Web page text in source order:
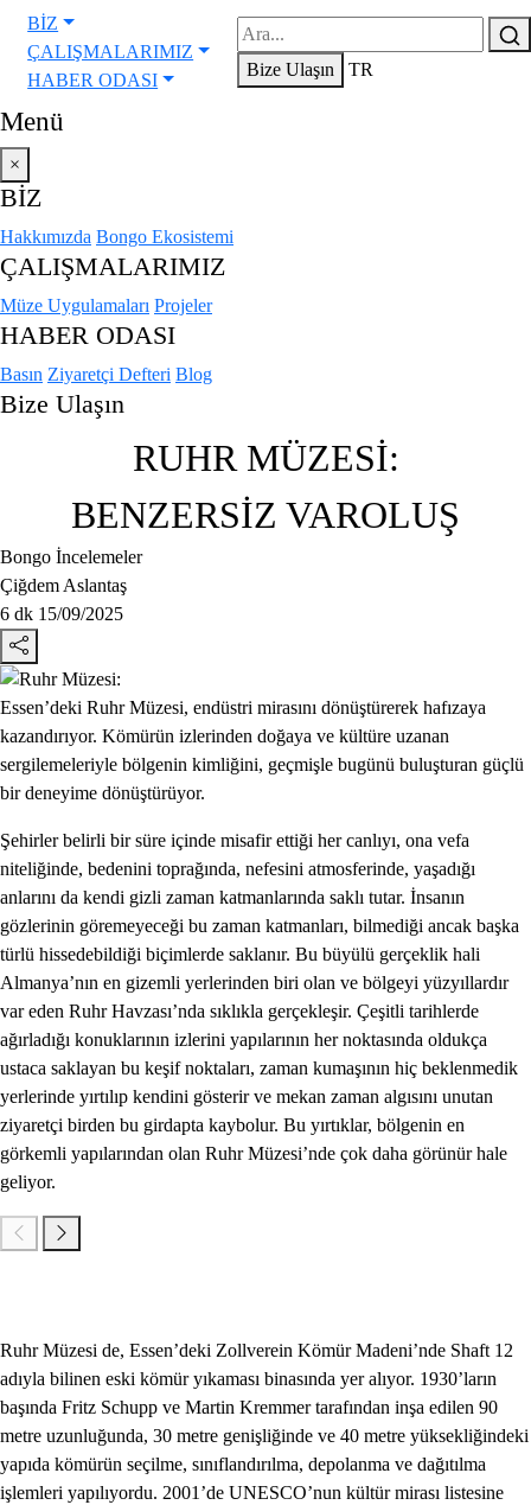
BİZ
ÇALIŞMALARIMIZ
HABER ODASI
Bize Ulaşın TR
Menü
×
BİZ
Hakkımızda Bongo Ekosistemi
ÇALIŞMALARIMIZ
Müze Uygulamaları Projeler
HABER ODASI
Basın Ziyaretçi Defteri Blog
Bize Ulaşın
RUHR MÜZESI:
BENZERSIZ VAROLUŞ
Bongo İncelemeler
Çiğdem Aslantaş
6 dk 15/09/2025
Essen’deki Ruhr Müzesi, endüstri mirasını dönüştürerek hafızaya
kazandırıyor. Kömürün izlerinden doğaya ve kültüre uzanan
sergilemeleriyle bölgenin kimliğini, geçmişle bugünü buluşturan güçlü
bir deneyime dönüştürüyor.
Şehirler belirli bir süre içinde misafir ettiği her canlıyı, ona vefa
niteliğinde, bedenini toprağında, nefesini atmosferinde, yaşadığı
anlarını da kendi gizli zaman katmanlarında saklı tutar. İnsanın
gözlerinin göremeyeceği bu zaman katmanları, bilmediği ancak başka
türlü hissedebildiği biçimlerde saklanır. Bu büyülü gerçeklik hali
Almanya’nın en gizemli yerlerinden biri olan ve bölgeyi yüzyıllardır
var eden Ruhr Havzası’nda sıklıkla gerçekleşir. Çeşitli tarihlerde
ağırladığı konuklarının izlerini yapılarının her noktasında oldukça
ustaca saklayan bu keşif noktaları, zaman kumaşının hiç beklenmedik
yerlerinde yırtılıp kendini gösterir ve mekan zaman algısını unutan
ziyaretçi birden bu girdapta kaybolur. Bu yırtıklar, bölgenin en
görkemli yapılarından olan Ruhr Müzesi’nde çok daha görünür hale
geliyor.
Ruhr Müzesi de, Essen’deki Zollverein Kömür Madeni’nde Shaft 12
adıyla bilinen eski kömür yıkaması binasında yer alıyor. 1930’ların
başında Fritz Schupp ve Martin Kremmer tarafından inşa edilen 90
metre uzunluğunda, 30 metre genişliğinde ve 40 metre yüksekliğindeki
yapıda kömürün seçilme, sınıflandırılma, depolanma ve dağıtılma
işlemleri yapılıyordu. 2001’de UNESCO’nun kültür mirası listesine